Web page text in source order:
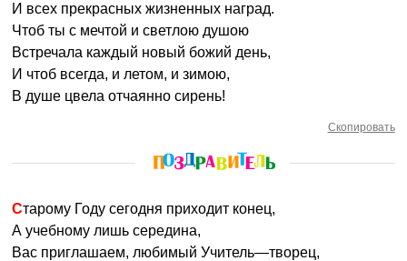
И всех прекрасных жизненных наград.
Чтоб ты с мечтой и светлою душою
Встречала каждый новый божий день,
И чтоб всегда, и летом, и зимою,
В душе цвела отчаянно сирень!
Скопировать
Старому Году сегодня приходит конец,
А учебному лишь середина,
Вас приглашаем, любимый Учитель—творец,